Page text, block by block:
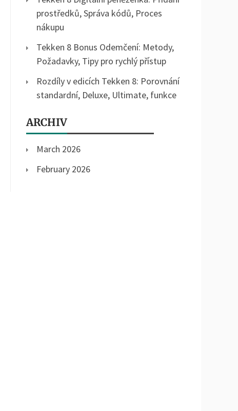
prostředků, Správa kódů, Proces
nákupu
Tekken 8 Bonus Odemčení: Metody,
Požadavky, Tipy pro rychlý přístup
Rozdíly v edicích Tekken 8: Porovnání
standardní, Deluxe, Ultimate, funkce
ARCHIV
March 2026
February 2026